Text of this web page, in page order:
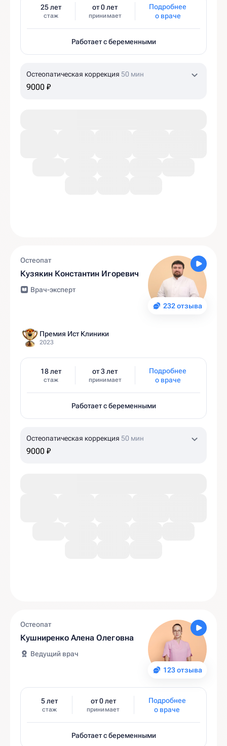
25 лет
стаж
от 0 лет
принимает
Подробнее
о враче
Работает с беременными
Остеопатическая коррекция 50 мин
9000 ₽
232 отзыва
Остеопат
Кузякин Константин Игоревич
Врач-эксперт
Премия Ист Клиники
2023
18 лет
стаж
от 3 лет
принимает
Подробнее
о враче
Работает с беременными
Остеопатическая коррекция 50 мин
9000 ₽
123 отзыва
Остеопат
Кушниренко Алена Олеговна
Ведущий врач
5 лет
стаж
от 0 лет
принимает
Подробнее
о враче
Работает с беременными